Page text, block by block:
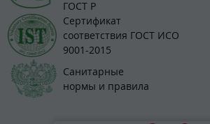
ГОСТ Р
Сертификат
соответствия ГОСТ ИСО
9001-2015
Санитарные
нормы и правила